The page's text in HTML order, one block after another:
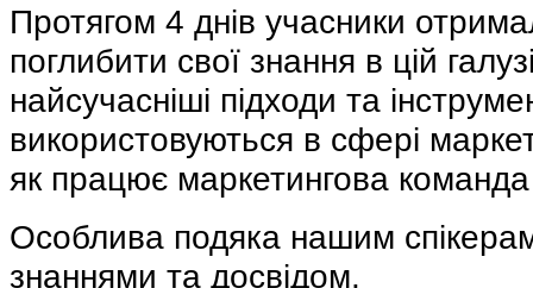
Протягом 4 днів учасники
поглибити свої знання в цій
найсучасніші підходи та
використовуються в сфері
як працює маркетингова
Особлива подяка нашим
знаннями та досвідом.